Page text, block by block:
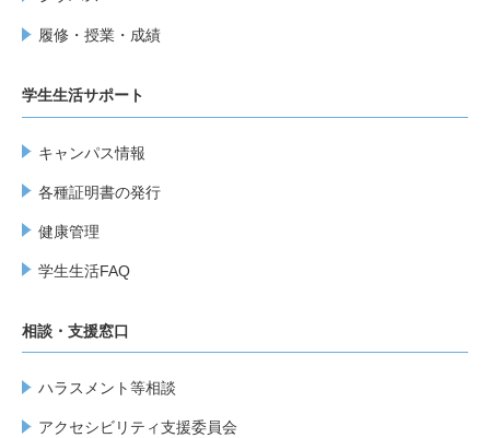
履修・授業・成績
学生生活サポート
キャンパス情報
各種証明書の発行
健康管理
学生生活FAQ
相談・支援窓口
ハラスメント等相談
アクセシビリティ支援委員会